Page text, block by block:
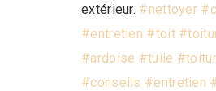
extérieur. #nettoyer
#entretien #toit
#ardoise #tuile
#conseils #entretien